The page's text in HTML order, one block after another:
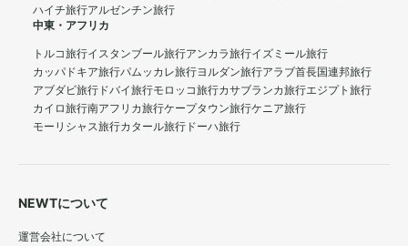
ハイチ旅行アルゼンチン旅行
中東・アフリカ
トルコ旅行イスタンブール旅行アンカラ旅行イズミール旅行
カッパドキア旅行パムッカレ旅行ヨルダン旅行アラブ首長国連邦旅行
アブダビ旅行 ドバイ旅行モロッコ旅行カサブランカ旅行エジプト旅行
カイロ旅行南アフリカ旅行ケープタウン旅行ケニア旅行
モーリシャス旅行カタール旅行 ドーハ旅行
NEWTについて
運営会社について